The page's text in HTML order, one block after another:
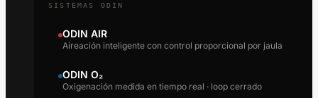
SISTEMAS ODIN
ODIN AIR
Aireación inteligente con control proporcional por jaula
ODIN O₂
Oxigenación medida en tiempo real · loop cerrado